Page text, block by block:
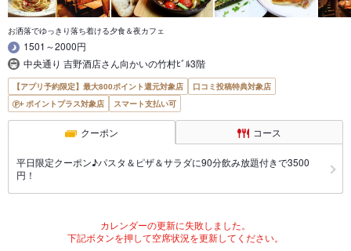
お洒落でゆっきり落ち着ける夕食＆夜カフェ
1501～2000円
中央通り 吉野酒店さん向かいの竹村ﾋﾞﾙ3階
【アプリ予約限定】最大800ポイント還元対象店
口コミ投稿特典対象店
ポイントプラス対象店
スマート支払い可
クーポン コース
平日限定クーポン♪パスタ＆ピザ＆サラダに90分飲み放題付きで3500
円！
カレンダーの更新に失敗しました。
下記ボタンを押して空席状況を更新してください。